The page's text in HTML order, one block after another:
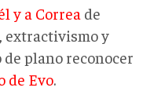
y a Correa de
extractivismo y
plano reconocer
de Evo.